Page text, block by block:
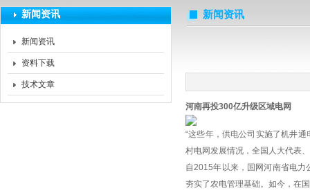
新闻资讯
新闻资讯
资料下载
技术文章
新闻资讯
河南再投300亿升级区域电网
“这些年，供电公司实施了机井
村电网发展情况，全国人大代表
自2015年以来，国网河南省电力
夯实了农电管理基础。如今，在